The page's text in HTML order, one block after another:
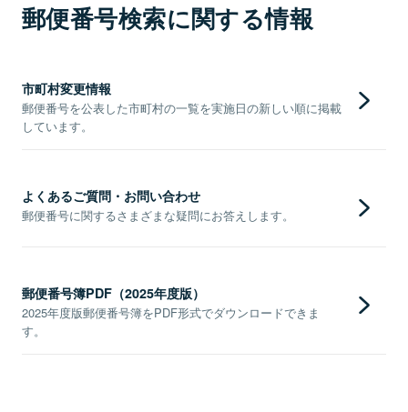
郵便番号検索に関する情報
市町村変更情報
郵便番号を公表した市町村の一覧を実施日の新しい順に掲載
しています。
よくあるご質問・お問い合わせ
郵便番号に関するさまざまな疑問にお答えします。
郵便番号簿PDF（2025年度版）
2025年度版郵便番号簿をPDF形式でダウンロードできま
す。